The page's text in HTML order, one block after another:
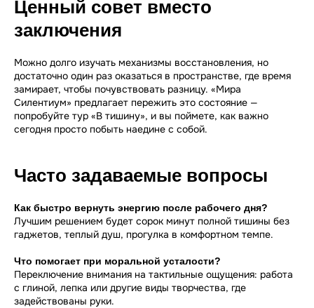
Ценный совет вместо
заключения
Можно долго изучать механизмы восстановления, но
достаточно один раз оказаться в пространстве, где время
замирает, чтобы почувствовать разницу. «Мира
Силентиум» предлагает пережить это состояние —
попробуйте тур «В тишину», и вы поймете, как важно
сегодня просто побыть наедине с собой.
Часто задаваемые вопросы
Как быстро вернуть энергию после рабочего дня?
Лучшим решением будет сорок минут полной тишины без
гаджетов, теплый душ, прогулка в комфортном темпе.
Что помогает при моральной усталости?
Переключение внимания на тактильные ощущения: работа
с глиной, лепка или другие виды творчества, где
задействованы руки.